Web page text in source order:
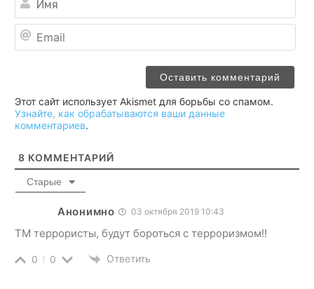
Этот сайт использует Akismet для борьбы со спамом.
Узнайте, как обрабатываются ваши данные
комментариев.
8 КОММЕНТАРИЙ
Старые
Анонимно 03 октября 2019 10:43
ТМ террористы, будут бороться с терроризмом!!
0 0 Ответить